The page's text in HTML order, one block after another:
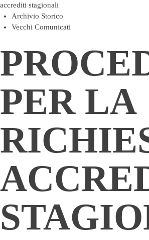
accrediti stagionali
Archivio Storico
Vecchi Comunicati
PER LA